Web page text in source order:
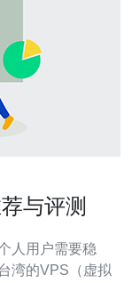
与评测
人用户需要稳
湾的VPS（虚拟